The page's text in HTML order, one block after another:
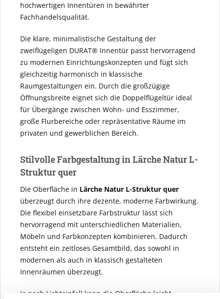
hochwertigen Innentüren in bewährter
Fachhandelsqualität.
Die klare, minimalistische Gestaltung der
zweiflügeligen DURAT® Innentür passt hervorragend
zu modernen Einrichtungskonzepten und fügt sich
gleichzeitig harmonisch in klassische
Raumgestaltungen ein. Durch die großzügige
Öffnungsbreite eignet sich die Doppelflügeltür ideal
für Übergänge zwischen Wohn- und Esszimmer,
große Flurbereiche oder repräsentative Räume im
privaten und gewerblichen Bereich.
Stilvolle Farbgestaltung in Lärche Natur L-
Struktur quer
Die Oberfläche in Lärche Natur L-Struktur quer
überzeugt durch ihre dezente, moderne Farbwirkung.
Die flexibel einsetzbare Farbstruktur lässt sich
hervorragend mit unterschiedlichen Materialien,
Möbeln und Farbkonzepten kombinieren. Dadurch
entsteht ein zeitloses Gesamtbild, das sowohl in
modernen als auch in klassisch gestalteten
Innenräumen überzeugt.
Je nach Lichteinfall kann die Oberfläche leicht